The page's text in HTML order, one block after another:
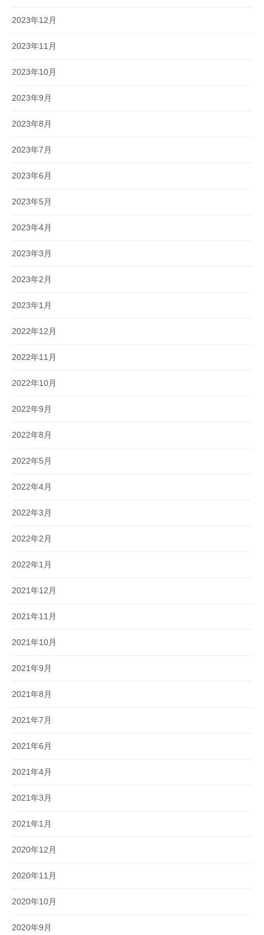
2023年12月
2023年11月
2023年10月
2023年9月
2023年8月
2023年7月
2023年6月
2023年5月
2023年4月
2023年3月
2023年2月
2023年1月
2022年12月
2022年11月
2022年10月
2022年9月
2022年8月
2022年5月
2022年4月
2022年3月
2022年2月
2022年1月
2021年12月
2021年11月
2021年10月
2021年9月
2021年8月
2021年7月
2021年6月
2021年4月
2021年3月
2021年1月
2020年12月
2020年11月
2020年10月
2020年9月